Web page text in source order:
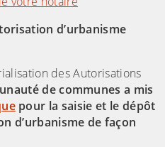
d’urbanisme
des Autorisations
de communes a mis
pour la saisie et le dépôt
d’urbanisme de façon